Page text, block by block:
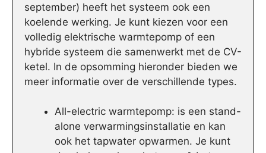
september) heeft het systeem ook een
koelende werking. Je kunt kiezen voor een
volledig elektrische warmtepomp of een
hybride systeem die samenwerkt met de CV-
ketel. In de opsomming hieronder bieden we
meer informatie over de verschillende types.
All-electric warmtepomp: is een stand-
alone verwarmingsinstallatie en kan
ook het tapwater opwarmen. Je kunt